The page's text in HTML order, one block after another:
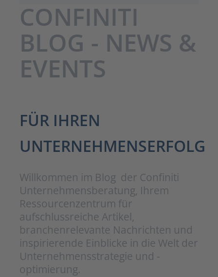
CONFINITI
BLOG - NEWS &
EVENTS
FÜR IHREN
UNTERNEHMENSERFOLG
Willkommen im Blog der Confiniti
Unternehmensberatung, Ihrem
Ressourcenzentrum für
aufschlussreiche Artikel,
branchenrelevante Nachrichten und
inspirierende Einblicke in die Welt der
Unternehmensstrategie und -
optimierung.